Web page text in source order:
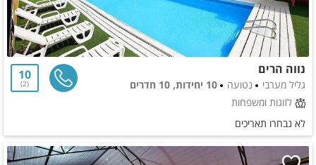
נווה הרים
גליל מערבי נטועה
10 יחידות, 10 חדרים
לזוגות ומשפחות
10
2
לא נבחרו תאריכים